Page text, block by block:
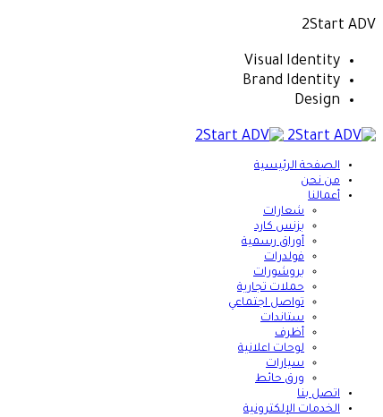
2Start ADV
Visual Identity
Brand Identity
Design
الصفحة الرئيسية
من نحن
أعمالنا
شعارات
بزنس كارد
أوراق رسمية
فولدرات
بروشورات
حملات تجارية
تواصل اجتماعي
ستاندات
أظرف
لوحات اعلانية
سيارات
ورق حائط
اتصل بنا
الخدمات الإلكترونية